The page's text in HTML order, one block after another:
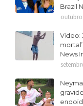
Brazil
outubro
Vídeo:
News